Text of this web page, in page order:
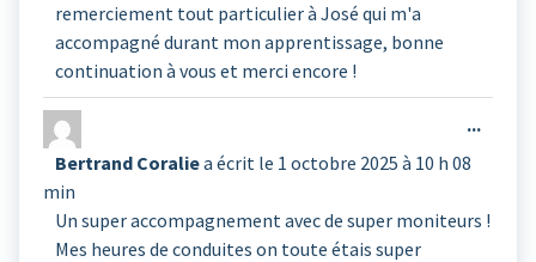
remerciement tout particulier à José qui m'a
accompagné durant mon apprentissage, bonne
continuation à vous et merci encore !
Bertrand Coraliea écrit le 1 octobre 2025 à 10 h 08
min
Un super accompagnement avec de super moniteurs !
Mes heures de conduites on toute étais super
...
méta.